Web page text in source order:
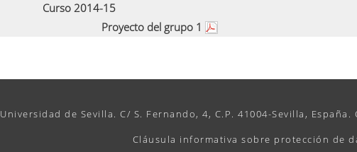
Curso 2014-15
Proyecto del grupo 1
Universidad de Sevilla. C/ S. Fernando, 4, C.P. 41004-Sevilla, España.
Cláusula informativa sobre protección de